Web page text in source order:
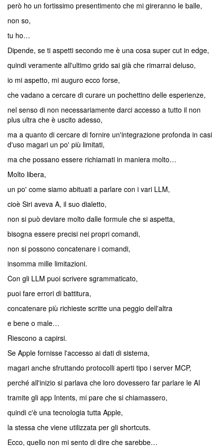
però ho un fortissimo presentimento che mi gireranno le balle,
non so,
tu ho…
Dipende, se ti aspetti secondo me è una cosa super cut in edge,
quindi veramente all'ultimo grido sai già che rimarrai deluso,
io mi aspetto, mi auguro ecco forse,
che vadano a cercare di curare un pochettino delle esperienze,
nel senso di non necessariamente darci accesso a tutto il non
plus ultra che è uscito adesso,
ma a quanto di cercare di fornire un'integrazione profonda in casi
d'uso magari un po' più limitati,
ma che possano essere richiamati in maniera molto…
Molto libera,
un po' come siamo abituati a parlare con i vari LLM,
cioè Siri aveva A, il suo dialetto,
non si può deviare molto dalle formule che si aspetta,
bisogna essere precisi nei propri comandi,
non si possono concatenare i comandi,
insomma mille limitazioni.
Con gli LLM puoi scrivere sgrammaticato,
puoi fare errori di battitura,
concatenare più richieste scritte una peggio dell'altra
e bene o male…
Riescono a capirsi.
Se Apple fornisse l'accesso ai dati di sistema,
magari anche sfruttando protocolli aperti tipo i server MCP,
perché all'inizio si parlava che loro dovessero far parlare le AI
tramite gli app Intents, mi pare che si chiamassero,
quindi c'è una tecnologia tutta Apple,
la stessa che viene utilizzata per gli shortcuts.
Ecco, quello non mi sento di dire che sarebbe…